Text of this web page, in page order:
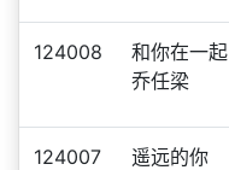
124008
和你在一起
乔任梁
124007 遥远的你